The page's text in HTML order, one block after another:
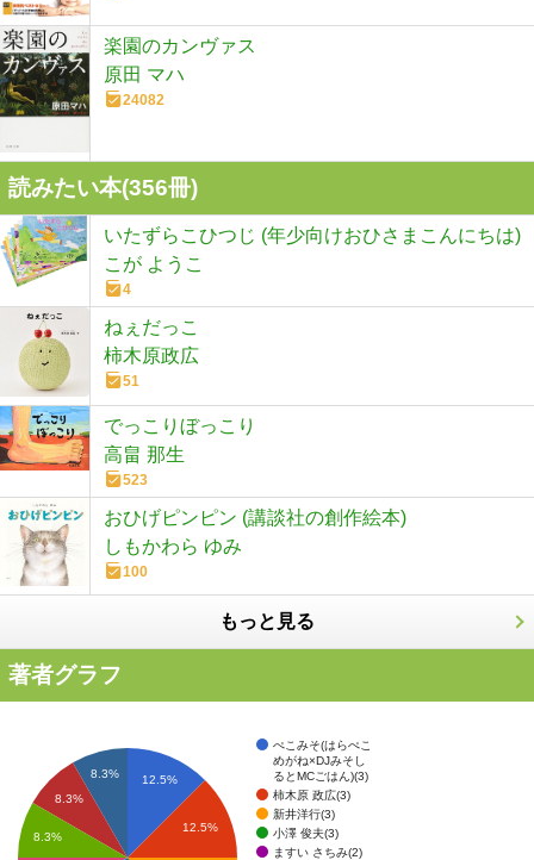
楽園のカンヴァス
原田 マハ
24082
読みたい本(356冊)
いたずらこひつじ (年少向けおひさまこんにちは)
こが ようこ
4
ねぇだっこ
柿木原政広
51
でっこりぼっこり
高畠 那生
523
おひげピンピン (講談社の創作絵本)
しもかわら ゆみ
100
もっと見る
著者グラフ
ぺこみそ(はらぺこ
めがね×DJみそし
るとMCごはん)(3)
柿木原 政広(3)
新井洋行(3)
小澤 俊夫(3)
ますい さちみ(2)
12.5%
12.5%
8.3%
8.3%
8.3%